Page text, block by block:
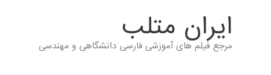
ايران متلب
مرجع فیلم های آموزشی فارسی دانشگاهی و مهندسی